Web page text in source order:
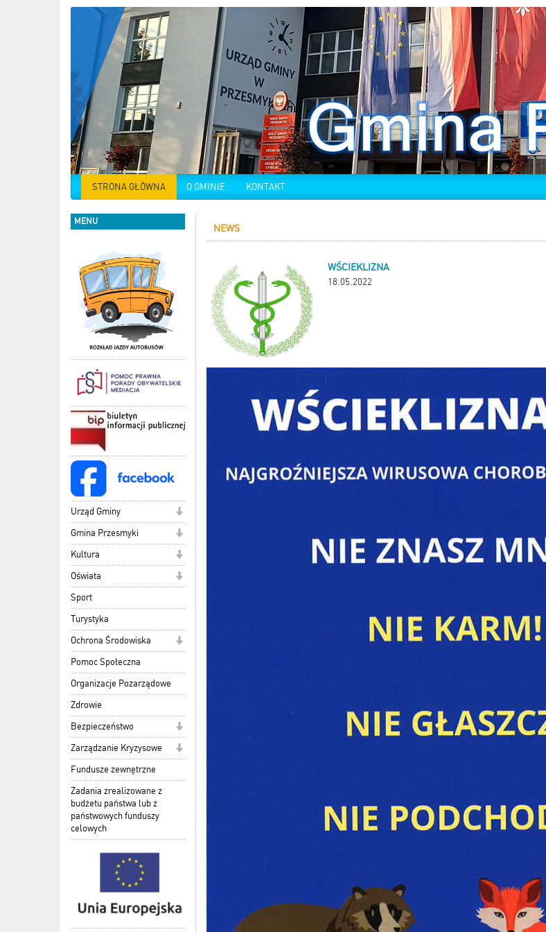
STRONA GŁÓWNA O GMINIE KONTAKT
MENU
Urząd Gminy
Gmina Przesmyki
Kultura
Oświata
Sport
Turystyka
Ochrona Środowiska
Pomoc Społeczna
Organizacje Pozarządowe
Zdrowie
Bezpieczeństwo
Zarządzanie Kryzysowe
Fundusze zewnętrzne
Zadania zrealizowane z
budżetu państwa lub z
państwowych funduszy
celowych
NEWS
WŚCIEKLIZNA
18.05.2022